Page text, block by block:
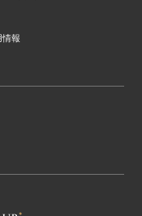
情報